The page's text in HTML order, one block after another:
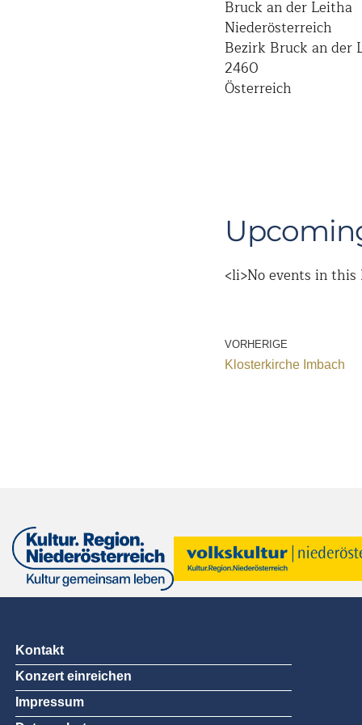
Bruck an der Leitha
Niederösterreich
Bezirk Bruck an der
2460
Österreich
<li>No events in this
VORHERIGE
Klosterkirche Imbach
Kontakt
Konzert einreichen
Impressum